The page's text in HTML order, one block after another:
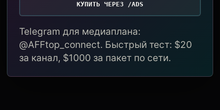
КУПИТЬ ЧЕРЕЗ /ADS
Telegram для медиаплана:
@AFFtop_connect. Быстрый тест: $20
за канал, $1000 за пакет по сети.